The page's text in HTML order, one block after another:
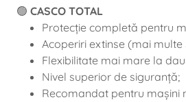
🟢 CASCO TOTAL
Protecție completă pentru
Acoperiri extinse (mai
Flexibilitate mai mare la
Nivel superior de siguranță;
Recomandat pentru mașini